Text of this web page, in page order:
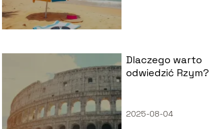
Dlaczego warto
odwiedzić Rzym?
2025-08-04